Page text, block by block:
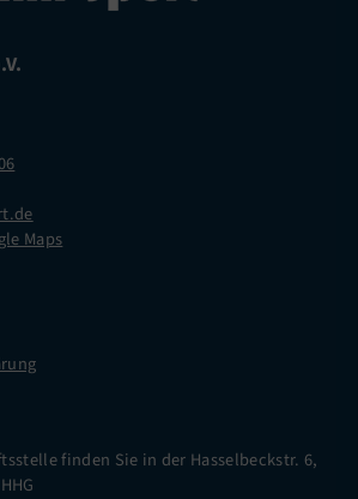
Maps
finden Sie in der Hasselbeckstr. 6,